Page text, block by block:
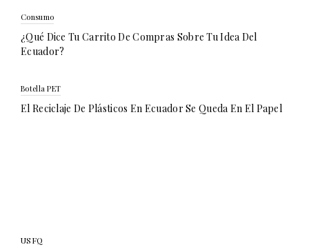
Consumo
¿Qué Dice Tu Carrito De Compras Sobre Tu Idea Del
Ecuador?
Botella PET
El Reciclaje De Plásticos En Ecuador Se Queda En El Papel
USFQ